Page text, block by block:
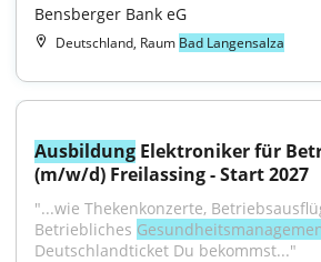
Bensberger Bank eG
Deutschland, Raum Bad Langensalza
Ausbildung Elektroniker für
(m/w/d) Freilassing - Start 2027
"...wie Thekenkonzerte,
Betriebliches
Deutschlandticket Du bekommst..."